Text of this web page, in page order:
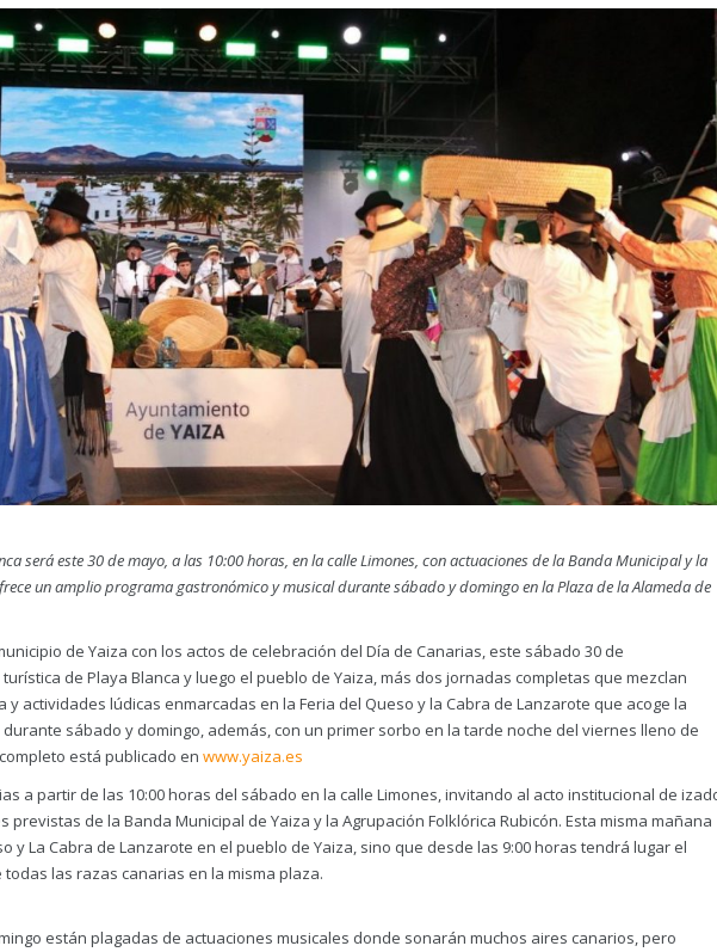
será este 30 de mayo, a las 10:00 horas, en la calle Limones, con actuaciones de la Banda Municipal y la
un amplio programa gastronómico y musical durante sábado y domingo en la Plaza de la Alameda de
de Yaiza con los actos de celebración del Día de Canarias, este sábado 30 de
de Playa Blanca y luego el pueblo de Yaiza, más dos jornadas completas que mezclan
y actividades lúdicas enmarcadas en la Feria del Queso y la Cabra de Lanzarote que acoge la
sábado y domingo, además, con un primer sorbo en la tarde noche del viernes lleno de
está publicado en www.yaiza.es
a partir de las 10:00 horas del sábado en la calle Limones, invitando al acto institucional de
previstas de la Banda Municipal de Yaiza y la Agrupación Folklórica Rubicón. Esta misma mañana
y La Cabra de Lanzarote en el pueblo de Yaiza, sino que desde las 9:00 horas tendrá lugar el
las razas canarias en la misma plaza.
están plagadas de actuaciones musicales donde sonarán muchos aires canarios, pero